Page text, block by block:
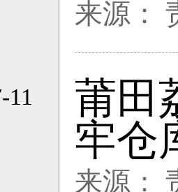
来源：
11
莆田
牢仓
来源：